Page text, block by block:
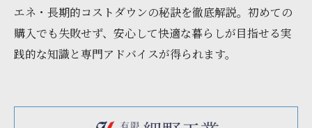
エネ・長期的コストダウンの秘訣を徹底解説。初めての
購入でも失敗せず、安心して快適な暮らしが目指せる実
践的な知識と専門アドバイスが得られます。